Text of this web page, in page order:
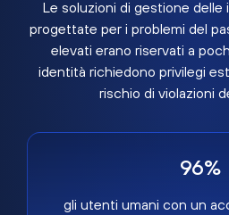
Le soluzioni di gestione delle
progettate per i problemi del
elevati erano riservati a
identità richiedono privilegi
rischio di violazioni
96%
gli utenti umani con un